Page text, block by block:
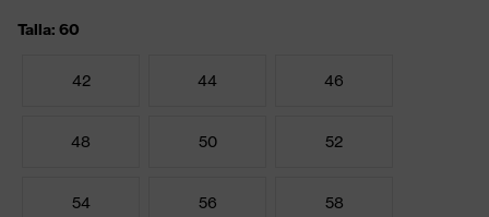
Talla: 60
42 44 46
48 50 52
54 56 58